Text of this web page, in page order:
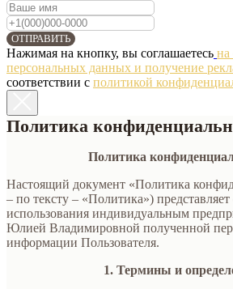
ОТПРАВИТЬ
Нажимая на кнопку, вы соглашаетесь на
персональных данных и получение
соответствии с политикой
Политика
Политика
Настоящий документ «Политика
– по тексту – «Политика»)
использования индивидуальным
Юлией Владимировной полученной
информации Пользователя.
1. Термины и